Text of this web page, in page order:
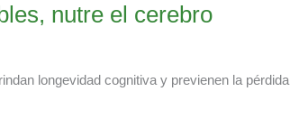
nutre el cerebro
longevidad cognitiva y previenen la pérdida